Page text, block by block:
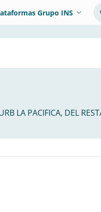
Grupo INS
LA PACIFICA, DEL